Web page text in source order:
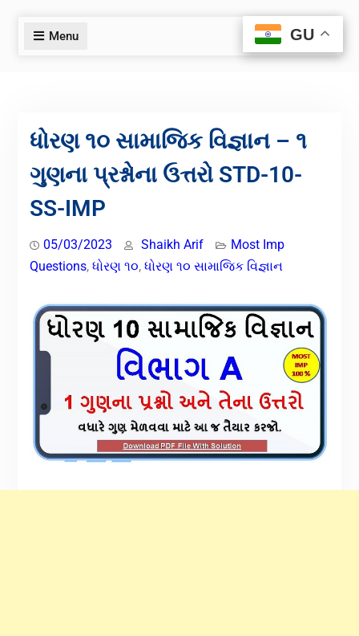
Menu
ધોરણ ૧૦ સામાજિક વિજ્ઞાન – ૧
ગુણના પ્રશ્નોના ઉત્તરો STD-10-
SS-IMP
05/03/2023 Shaikh Arif
Most Imp
Questions, ધોરણ ૧૦, ધોરણ ૧૦ સામાજિક વિજ્ઞાન
GU
GU